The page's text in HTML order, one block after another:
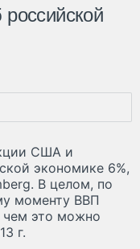
США и
экономике 6%,
В целом, по
моменту ВВП
чем это можно
г.